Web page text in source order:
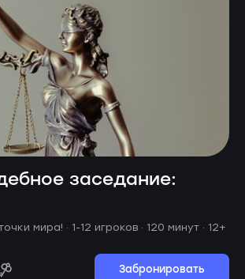
заседание:
мира! · 1-12 игроков · 120 минут · 12+
Забронировать